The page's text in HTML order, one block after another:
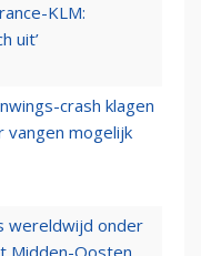
KLM:
uit’
crash klagen
vangen mogelijk
wereldwijd onder